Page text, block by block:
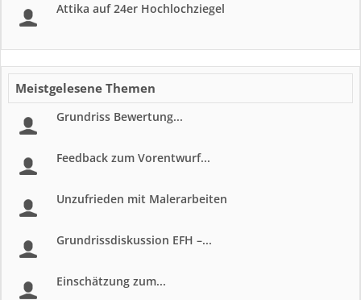
Attika auf 24er Hochlochziegel
Meistgelesene Themen
Grundriss Bewertung...
Feedback zum Vorentwurf...
Unzufrieden mit Malerarbeiten
Grundrissdiskussion EFH –...
Einschätzung zum...